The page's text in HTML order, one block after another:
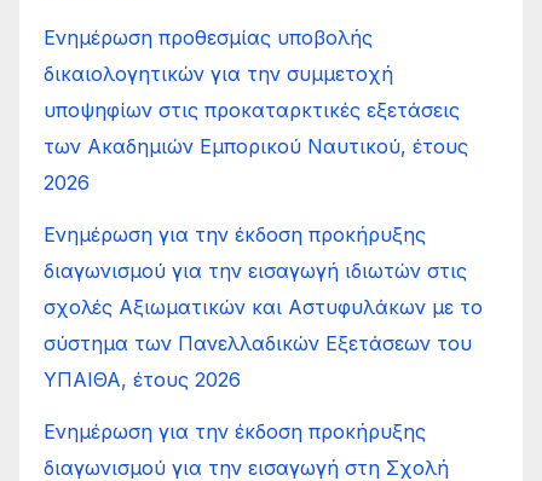
Ενημέρωση προθεσμίας υποβολής
δικαιολογητικών για την συμμετοχή
υποψηφίων στις προκαταρκτικές εξετάσεις
των Ακαδημιών Εμπορικού Ναυτικού, έτους
2026
Ενημέρωση για την έκδοση προκήρυξης
διαγωνισμού για την εισαγωγή ιδιωτών στις
σχολές Αξιωματικών και Αστυφυλάκων με το
σύστημα των Πανελλαδικών Εξετάσεων του
ΥΠΑΙΘΑ, έτους 2026
Ενημέρωση για την έκδοση προκήρυξης
διαγωνισμού για την εισαγωγή στη Σχολή